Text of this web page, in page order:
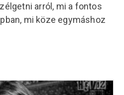
arról, mi a fontos
mi köze egymáshoz